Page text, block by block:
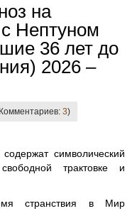
на
Нептуном
36 лет до
2026 –
3)
символический
трактовке и
странствия в Мир